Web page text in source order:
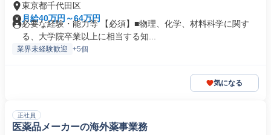
東京都千代田区
月給40万円～64万円
必要な経験・能力等 【必須】■物理、化学、材料科学に関す
る、大学院卒業以上に相当する知...
業界未経験歓迎 +5個
気になる
正社員
医薬品メーカーの海外薬事業務